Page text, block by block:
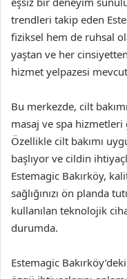
trendleri takip eden
fiziksel hem de ruhsal
yaştan ve her
hizmet yelpazesi
Bu merkezde, cilt
masaj ve spa
Özellikle cilt bakımı
başlıyor ve cildin
Estemagic Bakırköy,
sağlığınızı ön planda
kullanılan teknolojik
durumda.
Estemagic